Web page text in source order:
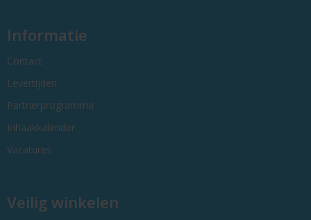
Informatie
Contact
Levertijden
Partnerprogramma
Inhaakkalender
Vacatures
Veilig winkelen